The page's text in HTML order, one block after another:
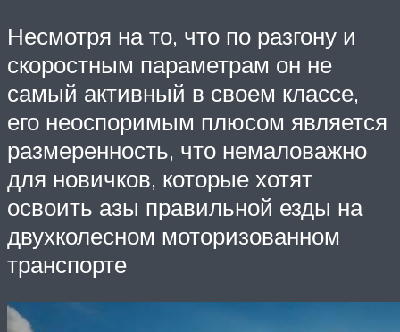
Несмотря на то, что по разгону и
скоростным параметрам он не
самый активный в своем классе,
его неоспоримым плюсом является
размеренность, что немаловажно
для новичков, которые хотят
освоить азы правильной езды на
двухколесном моторизованном
транспорте